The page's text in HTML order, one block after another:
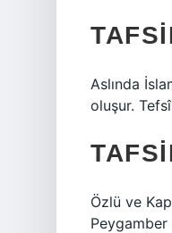
Aslında
oluşur.
Özlü ve
Peygamber